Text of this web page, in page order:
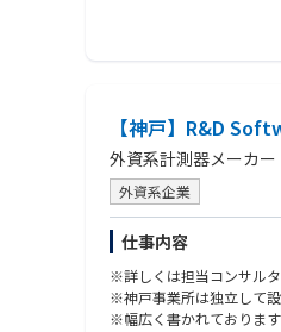
・オペレーションレス・
・インターネットバンキ
・インターネットバンキ
●経営に近い距離で、プ
●将来的にはエンジニア
【AIコンサルタント
顧客の現場に深く入り込
単なる要件定義やPoC支
客ごとの個別最適に閉じ
AIを「導入する」だけで
【業務内容】
●機械学習、データ分析
●LangChain /
●MLOps／LLMOpsの設計
●SaaSまたはBtoBプロダ
●業務改善、業務設計、
●特定業界に関するドメ
〇AIコンサルタント
【求める人物像】
●AIの社会実装を通じて
●データドリブンな業務
【神戸】R&D
外資系計測器メーカー
外資系企業
仕事内容
※詳しくは担当コンサル
※神戸事業所は独立して
※幅広く書かれておりま